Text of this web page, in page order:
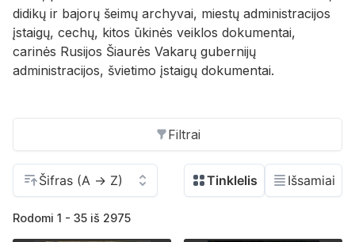
didikų ir bajorų šeimų archyvai, miestų administracijos
įstaigų, cechų, kitos ūkinės veiklos dokumentai,
carinės Rusijos Šiaurės Vakarų gubernijų
administracijos, švietimo įstaigų dokumentai.
Filtrai
Rodomi 1 - 35 iš 2975